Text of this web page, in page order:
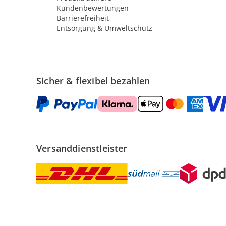
Kundenbewertungen
Barrierefreiheit
Entsorgung & Umweltschutz
Sicher & flexibel bezahlen
Versanddienstleister